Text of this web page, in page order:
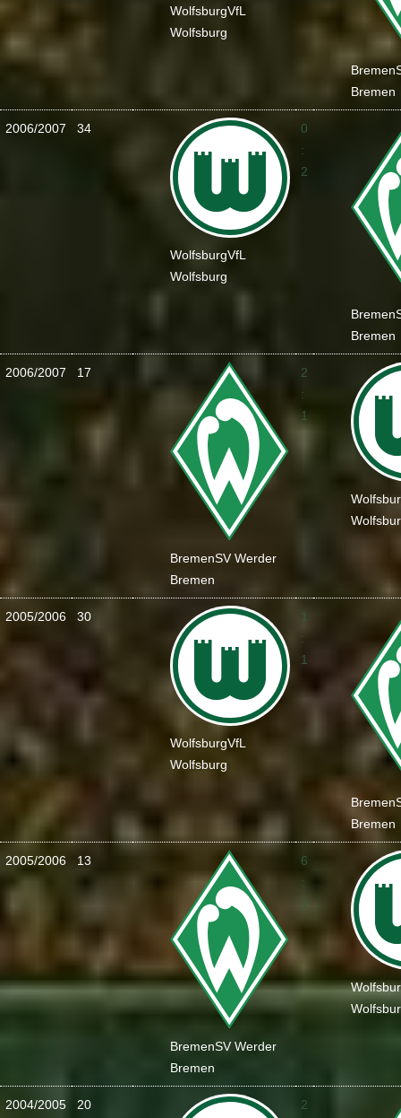
WolfsburgVfL
Wolfsburg
Bremen
Bremen
2006/2007 34
WolfsburgVfL
Wolfsburg
0
:
2
Bremen
Bremen
2006/2007 17
BremenSV Werder
Bremen
2
:
1
2005/2006 30
WolfsburgVfL
Wolfsburg
1
:
1
Bremen
Bremen
2005/2006 13
BremenSV Werder
Bremen
6
:
1
2004/2005 20
2